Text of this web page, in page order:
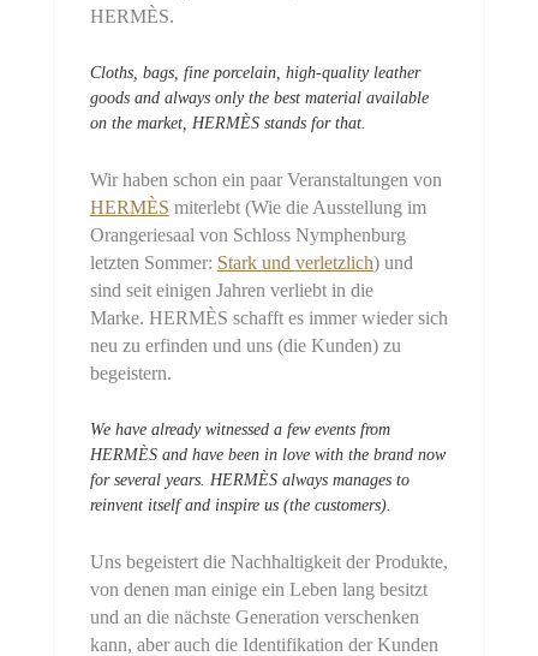
HERMÈS.
Cloths, bags, fine porcelain, high-quality leather
goods and always only the best material available
on the market, HERMÈS stands for that.
Wir haben schon ein paar Veranstaltungen von
HERMÈS miterlebt (Wie die Ausstellung im
Orangeriesaal von Schloss Nymphenburg
letzten Sommer: Stark und verletzlich) und
sind seit einigen Jahren verliebt in die
Marke. HERMÈS schafft es immer wieder sich
neu zu erfinden und uns (die Kunden) zu
begeistern.
We have already witnessed a few events from
HERMÈS and have been in love with the brand now
for several years. HERMÈS always manages to
reinvent itself and inspire us (the customers).
Uns begeistert die Nachhaltigkeit der Produkte,
von denen man einige ein Leben lang besitzt
und an die nächste Generation verschenken
kann, aber auch die Identifikation der Kunden